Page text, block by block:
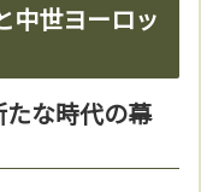
中世ヨーロッ
な時代の幕